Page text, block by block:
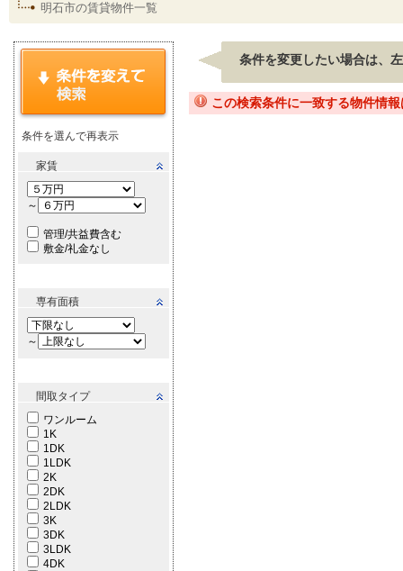
明石市の賃貸物件一覧
条件を選んで再表示
家賃
～
管理/共益費含む
敷金/礼金なし
専有面積
～
間取タイプ
ワンルーム
1K
1DK
1LDK
2K
2DK
2LDK
3K
3DK
3LDK
4DK
条件を変更したい場合は、
この検索条件に一致する物件情